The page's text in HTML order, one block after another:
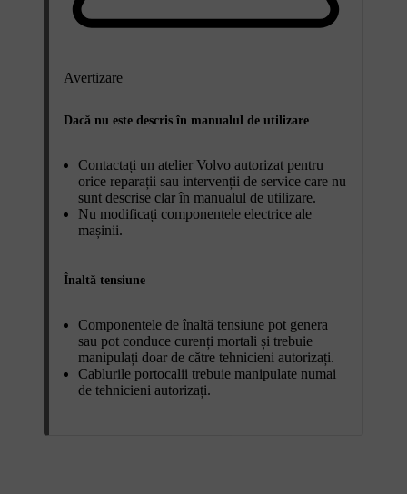
Avertizare
Dacă nu este descris în manualul de utilizare
Contactați un atelier Volvo autorizat pentru
orice reparații sau intervenții de service care nu
sunt descrise clar în manualul de utilizare.
Nu modificați componentele electrice ale
mașinii.
Înaltă tensiune
Componentele de înaltă tensiune pot genera
sau pot conduce curenți mortali și trebuie
manipulați doar de către tehnicieni autorizați.
Cablurile portocalii trebuie manipulate numai
de tehnicieni autorizați.